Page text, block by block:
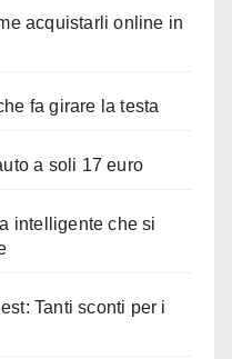
acquistarli online in
fa girare la testa
a soli 17 euro
intelligente che si
Tanti sconti per i